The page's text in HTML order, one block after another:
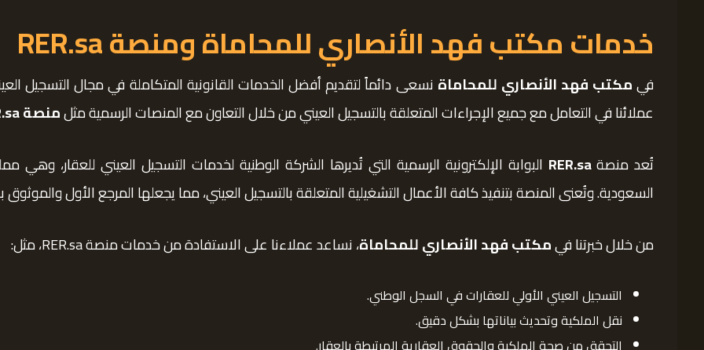
خدمات مكتب فهد الأنصاري للمحاماة ومنصة RER.sa
فيمكتب فهد الأنصاري للمحاماة نسعى دائماً لتقديم أفضل الخدمات القانونية المتكاملة في مجال التسجيل
عملائنا في التعامل مع جميع الإجراءات المتعلقة بالتسجيل العيني من خلال التعاون مع المنصات الرسمية مثلمنصة RER.sa
تُعد منصةRER.sa البوابة الإلكترونية الرسمية التي تُديرها الشركة الوطنية لخدمات التسجيل العيني للعقار،
السعودية. وتُعنى المنصة بتنفيذ كافة الأعمال التشغيلية المتعلقة بالتسجيل العيني، مما يجعلها المرجع الأول
من خلال خبرتنا فيمكتب فهد الأنصاري للمحاماة، نساعد عملاءنا على الاستفادة من خدمات منصة RER.sa، مثل:
التسجيل العيني الأولي للعقارات في السجل الوطني.
نقل الملكية وتحديث بياناتها بشكل دقيق.
التحقق من صحة الملكية والحقوق العقارية المرتبطة بالعقار.